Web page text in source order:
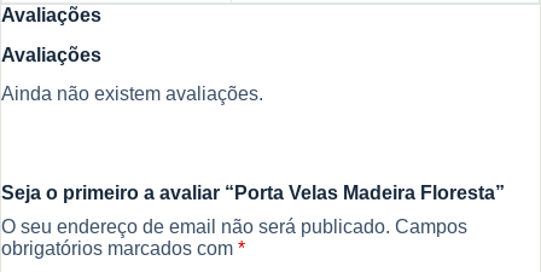
Avaliações
Avaliações
Ainda não existem avaliações.
Seja o primeiro a avaliar “Porta Velas Madeira Floresta”
O seu endereço de email não será publicado. Campos
obrigatórios marcados com *